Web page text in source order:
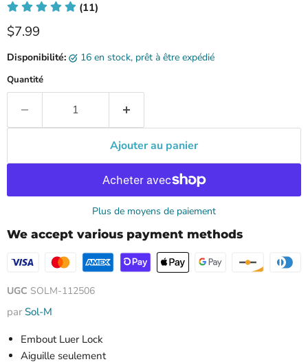
(11)
Prix ​​actuel
$7.99
Disponibilité: 16 en stock, prêt à être expédié
Quantité
Ajouter au panier
Plus de moyens de paiement
We accept various payment methods
UGC SOLM-112506
par Sol-M
Embout Luer Lock
Aiguille seulement